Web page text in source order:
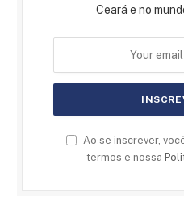
Ceará e no
Ao se inscrever,
termos e nossa